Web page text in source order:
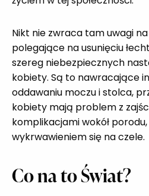
Nikt nie zwraca tam uwagi
polegające na usunięciu
szereg niebezpiecznych
kobiety. Są to nawracające
oddawaniu moczu i stolca,
kobiety mają problem z
komplikacjami wokół
wykrwawieniem się na czele.
Co na to Świat?